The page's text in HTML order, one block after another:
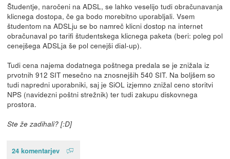
Študentje, naročeni na ADSL, se lahko veselijo tudi obračunavanja
klicnega dostopa, če ga bodo morebitno uporabljali. Vsem
študentom na ADSLju se bo namreč klicni dostop na internet
obračunaval po tarifi študentskega klicnega paketa (beri: poleg pol
cenejšega ADSLja še pol cenejši dial-up).
Tudi cena najema dodatnega poštnega predala se je znižala iz
prvotnih 912 SIT mesečno na znosnejših 540 SIT. Na boljšem so
tudi napredni uporabniki, saj je SiOL izjemno znižal ceno storitvi
NPS (navidezni poštni strežnik) ter tudi zakupu diskovnega
prostora.
Ste že zadihali? [:D]
24 komentarjev